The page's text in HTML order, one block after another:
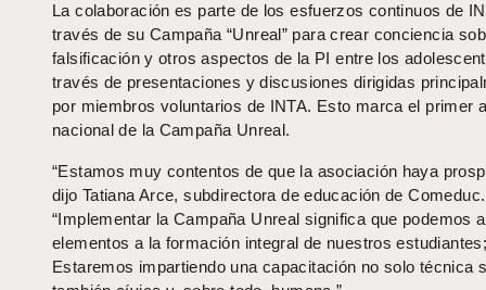
La colaboración es parte de los esfuerzos continuos de
través de su Campaña “Unreal” para crear conciencia
falsificación y otros aspectos de la PI entre los
través de presentaciones y discusiones dirigidas
por miembros voluntarios de INTA. Esto marca el primer
nacional de la Campaña Unreal.
“Estamos muy contentos de que la asociación haya
dijo Tatiana Arce, subdirectora de educación de Comeduc.
“Implementar la Campaña Unreal significa que podemos
elementos a la formación integral de nuestros
Estaremos impartiendo una capacitación no solo técnica